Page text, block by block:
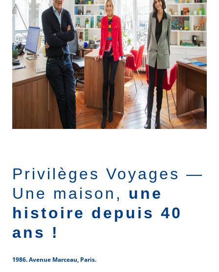
TOUR OPERATING
Privilèges Voyages —
Une maison, une
histoire depuis 40
ans !
1986. Avenue Marceau, Paris.